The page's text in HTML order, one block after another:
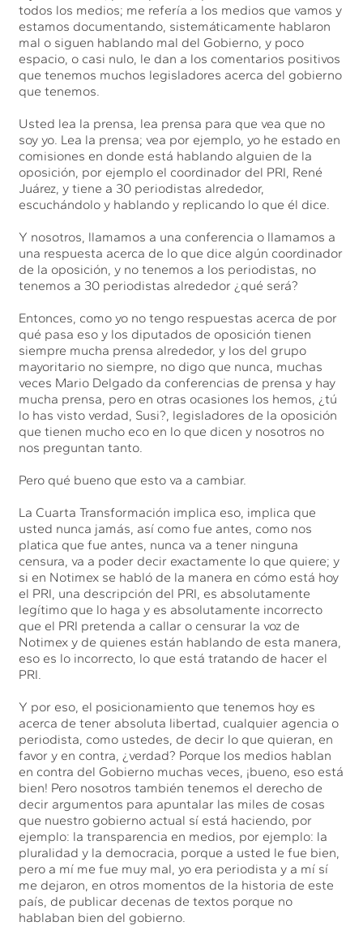
todos los medios; me refería a los medios que vamos y
estamos documentando, sistemáticamente hablaron
mal o siguen hablando mal del Gobierno, y poco
espacio, o casi nulo, le dan a los comentarios positivos
que tenemos muchos legisladores acerca del gobierno
que tenemos.
Usted lea la prensa, lea prensa para que vea que no
soy yo. Lea la prensa; vea por ejemplo, yo he estado en
comisiones en donde está hablando alguien de la
oposición, por ejemplo el coordinador del PRI, René
Juárez, y tiene a 30 periodistas alrededor,
escuchándolo y hablando y replicando lo que él dice.
Y nosotros, llamamos a una conferencia o llamamos a
una respuesta acerca de lo que dice algún coordinador
de la oposición, y no tenemos a los periodistas, no
tenemos a 30 periodistas alrededor ¿qué será?
Entonces, como yo no tengo respuestas acerca de por
qué pasa eso y los diputados de oposición tienen
siempre mucha prensa alrededor, y los del grupo
mayoritario no siempre, no digo que nunca, muchas
veces Mario Delgado da conferencias de prensa y hay
mucha prensa, pero en otras ocasiones los hemos, ¿tú
lo has visto verdad, Susi?, legisladores de la oposición
que tienen mucho eco en lo que dicen y nosotros no
nos preguntan tanto.
Pero qué bueno que esto va a cambiar.
La Cuarta Transformación implica eso, implica que
usted nunca jamás, así como fue antes, como nos
platica que fue antes, nunca va a tener ninguna
censura, va a poder decir exactamente lo que quiere; y
si en Notimex se habló de la manera en cómo está hoy
el PRI, una descripción del PRI, es absolutamente
legítimo que lo haga y es absolutamente incorrecto
que el PRI pretenda a callar o censurar la voz de
Notimex y de quienes están hablando de esta manera,
eso es lo incorrecto, lo que está tratando de hacer el
PRI.
Y por eso, el posicionamiento que tenemos hoy es
acerca de tener absoluta libertad, cualquier agencia o
periodista, como ustedes, de decir lo que quieran, en
favor y en contra, ¿verdad? Porque los medios hablan
en contra del Gobierno muchas veces, ¡bueno, eso está
bien! Pero nosotros también tenemos el derecho de
decir argumentos para apuntalar las miles de cosas
que nuestro gobierno actual sí está haciendo, por
ejemplo: la transparencia en medios, por ejemplo: la
pluralidad y la democracia, porque a usted le fue bien,
pero a mí me fue muy mal, yo era periodista y a mí sí
me dejaron, en otros momentos de la historia de este
país, de publicar decenas de textos porque no
hablaban bien del gobierno.